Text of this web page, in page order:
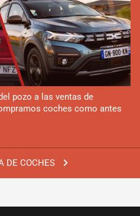
DE COCHES
pozo a las ventas de
coches como antes